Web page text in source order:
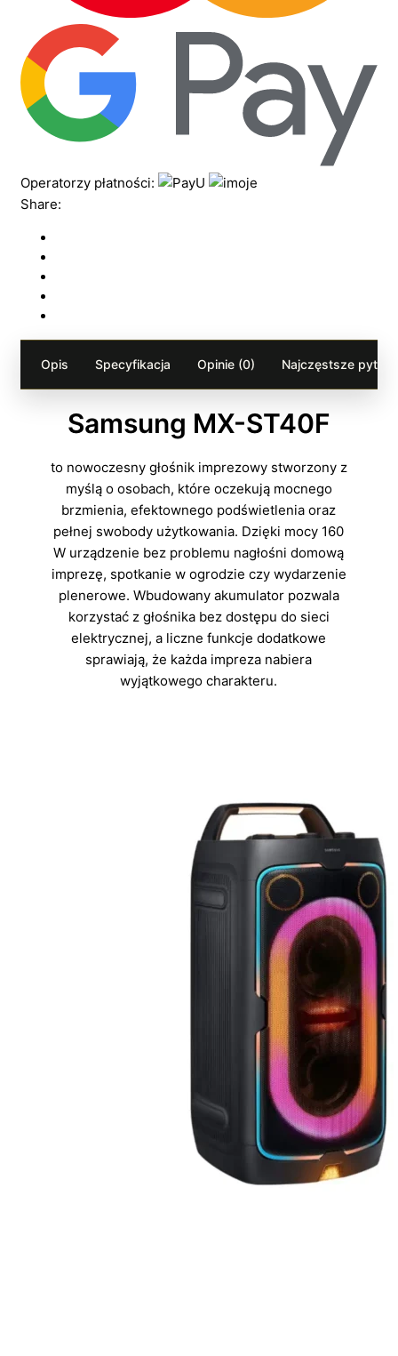
Operatorzy płatności:
Share:
Opis Specyfikacja Opinie (0) Najczęstsze
Samsung MX-ST40F
to nowoczesny głośnik imprezowy stworzony z
myślą o osobach, które oczekują mocnego
brzmienia, efektownego podświetlenia oraz
pełnej swobody użytkowania. Dzięki mocy 160
W urządzenie bez problemu nagłośni domową
imprezę, spotkanie w ogrodzie czy wydarzenie
plenerowe. Wbudowany akumulator pozwala
korzystać z głośnika bez dostępu do sieci
elektrycznej, a liczne funkcje dodatkowe
sprawiają, że każda impreza nabiera
wyjątkowego charakteru.